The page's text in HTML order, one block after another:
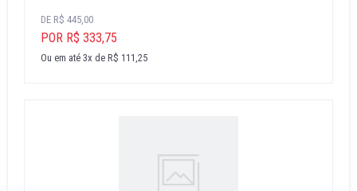
DE R$ 445,00
POR R$ 333,75
Ou em até 3x de R$ 111,25